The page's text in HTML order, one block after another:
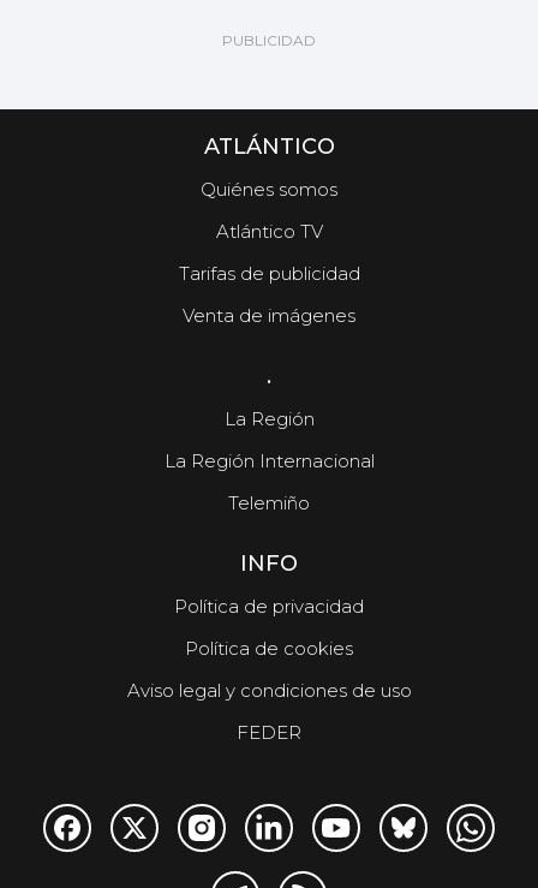
ATLÁNTICO
Quiénes somos
Atlántico TV
Tarifas de publicidad
Venta de imágenes
.
La Región
La Región Internacional
Telemiño
INFO
Política de privacidad
Política de cookies
Aviso legal y condiciones de uso
FEDER